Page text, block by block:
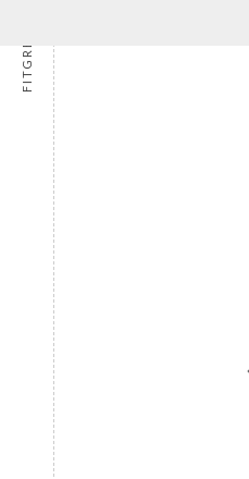
FITGRESS